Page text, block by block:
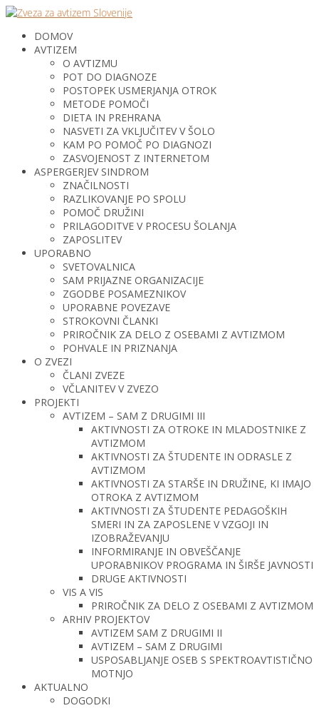
DOMOV
AVTIZEM
O AVTIZMU
POT DO DIAGNOZE
POSTOPEK USMERJANJA OTROK
METODE POMOČI
DIETA IN PREHRANA
NASVETI ZA VKLJUČITEV V ŠOLO
KAM PO POMOČ PO DIAGNOZI
ZASVOJENOST Z INTERNETOM
ASPERGERJEV SINDROM
ZNAČILNOSTI
RAZLIKOVANJE PO SPOLU
POMOČ DRUŽINI
PRILAGODITVE V PROCESU ŠOLANJA
ZAPOSLITEV
UPORABNO
SVETOVALNICA
SAM PRIJAZNE ORGANIZACIJE
ZGODBE POSAMEZNIKOV
UPORABNE POVEZAVE
STROKOVNI ČLANKI
PRIROČNIK ZA DELO Z OSEBAMI Z AVTIZMOM
POHVALE IN PRIZNANJA
O ZVEZI
ČLANI ZVEZE
VČLANITEV V ZVEZO
PROJEKTI
AVTIZEM – SAM Z DRUGIMI III
AKTIVNOSTI ZA OTROKE IN MLADOSTNIKE Z
AVTIZMOM
AKTIVNOSTI ZA ŠTUDENTE IN ODRASLE Z
AVTIZMOM
AKTIVNOSTI ZA STARŠE IN DRUŽINE, KI IMAJO
OTROKA Z AVTIZMOM
AKTIVNOSTI ZA ŠTUDENTE PEDAGOŠKIH
SMERI IN ZA ZAPOSLENE V VZGOJI IN
IZOBRAŽEVANJU
INFORMIRANJE IN OBVEŠČANJE
UPORABNIKOV PROGRAMA IN ŠIRŠE JAVNOSTI
DRUGE AKTIVNOSTI
VIS A VIS
PRIROČNIK ZA DELO Z OSEBAMI Z AVTIZMOM
ARHIV PROJEKTOV
AVTIZEM SAM Z DRUGIMI II
AVTIZEM – SAM Z DRUGIMI
USPOSABLJANJE OSEB S SPEKTROAVTISTIČNO
MOTNJO
AKTUALNO
DOGODKI